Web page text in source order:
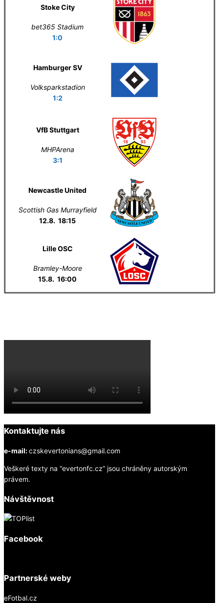
Stoke City
bet365 Stadium
1:0
Hamburger SV
Volksparkstadion
1:2
VfB Stuttgart
MHPArena
3:1
Newcastle United
Scottish Gas Murrayfield
12.8. 18:15
Lille OSC
Bramley-Moore
15.8. 16:00
Kontaktujte nás
e-mail:czskevertonians@gmail.com
Veškeré texty na “evertonfc.cz” jsou chráněny autorským
právem.
Návštěvnost
Facebook
Partnerské weby
eFotbal.cz